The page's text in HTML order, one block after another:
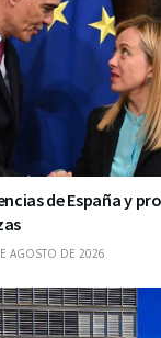
de España y
AGOSTO DE 2026